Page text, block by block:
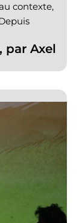
par Axel
contexte,